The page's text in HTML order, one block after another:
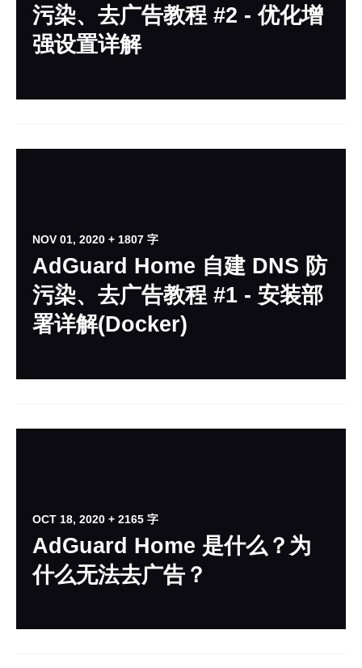
污染、去广告教程 #2 - 优化增
强设置详解
NOV 01, 2020 + 1807 字
AdGuard Home 自建 DNS 防
污染、去广告教程 #1 - 安装部
署详解(Docker)
OCT 18, 2020 + 2165 字
AdGuard Home 是什么？为
什么无法去广告？